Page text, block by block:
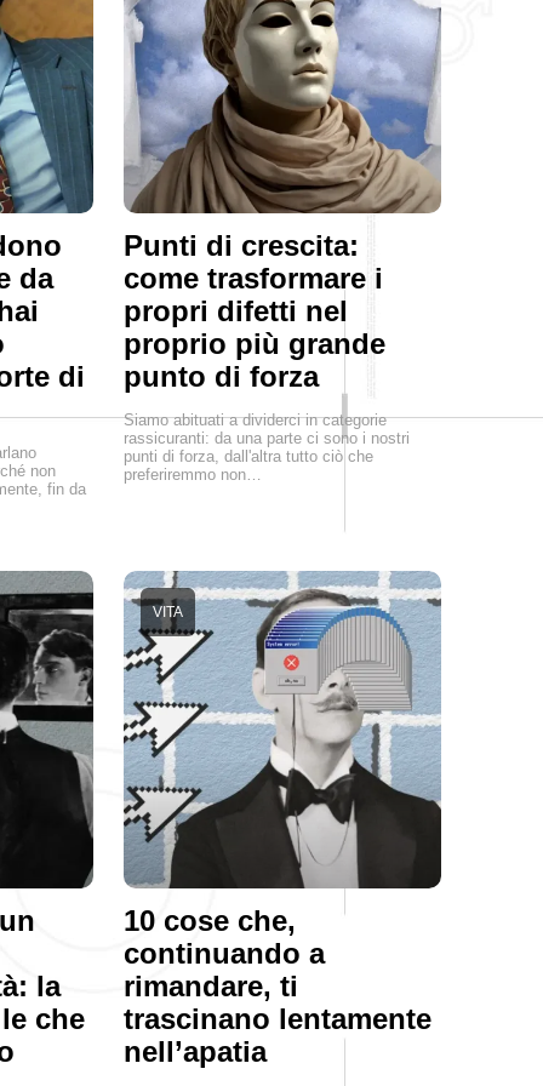
da
di
non
fin da
Punti di crescita:
come trasformare i
propri difetti nel
proprio più grande
punto di forza
Siamo abituati a dividerci in categorie
rassicuranti: da una parte ci sono i nostri
punti di forza, dall'altra tutto ciò che
preferiremmo non…
la
che
10 cose che,
continuando a
rimandare, ti
trascinano lentamente
nell’apatia
VITA